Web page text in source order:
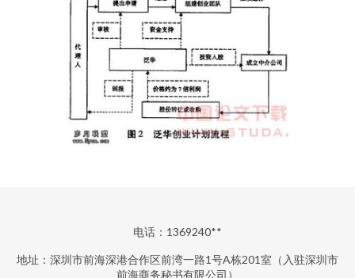
电话：1369240**
地址：深圳市前海深港合作区前湾一路1号A栋201室（入驻深圳市
前海商务秘书有限公司）